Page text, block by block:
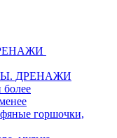
ДРЕНАЖИ
горшочки,